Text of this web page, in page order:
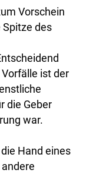
Vorschein
Spitze des
ist der
die Geber
war.
Hand eines